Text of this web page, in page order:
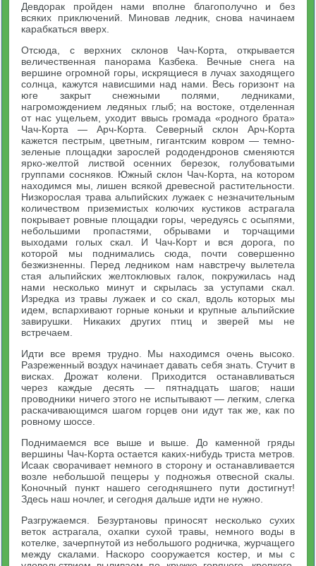
Девдорак пройден нами вполне благополучно и без
всяких приключений. Миновав ледник, снова начинаем
карабкаться вверх.
Отсюда, с верхних склонов Чач-Корта, открывается
величественная панорама Казбека. Вечные снега на
вершине огромной горы, искрящиеся в лучах заходящего
солнца, кажутся нависшими над нами. Весь горизонт на
юге закрыт снежными полями, ледниками,
нагромождением ледяных глыб; на востоке, отделенная
от нас ущельем, уходит ввысь громада «родного брата»
Чач-Корта — Арч-Корта. Северный склон Арч-Корта
кажется пестрым, цветным, гигантским ковром — темно-
зеленые площадки зарослей рододендронов сменяются
ярко-желтой листвой осенних березок, голубоватыми
группами сосняков. Южный склон Чач-Корта, на котором
находимся мы, лишен всякой древесной растительности.
Низкорослая трава альпийских лужаек с незначительным
количеством приземистых колючих кустиков астрагала
покрывает ровные площадки горы, чередуясь с осыпями,
небольшими пропастями, обрывами и торчащими
выходами голых скал. И Чач-Корт и вся дорога, по
которой мы поднимались сюда, почти совершенно
безжизненны. Перед ледником нам навстречу вылетела
стая альпийских желтоклювых галок, покружилась над
нами несколько минут и скрылась за уступами скал.
Изредка из травы лужаек и со скал, вдоль которых мы
идем, вспархивают горные коньки и крупные альпийские
завирушки. Никаких других птиц и зверей мы не
встречаем.
Идти все время трудно. Мы находимся очень высоко.
Разреженный воздух начинает давать себя знать. Стучит в
висках. Дрожат колени. Приходится останавливаться
через каждые десять — пятнадцать шагов; наши
проводники ничего этого не испытывают — легким, слегка
раскачивающимся шагом горцев они идут так же, как по
ровному шоссе.
Поднимаемся все выше и выше. До каменной гряды
вершины Чач-Корта остается каких-нибудь триста метров.
Исаак сворачивает немного в сторону и останавливается
возле небольшой пещеры у подножья отвесной скалы.
Коночный пункт нашего сегодняшнего пути достигнут!
Здесь наш ночлег, и сегодня дальше идти не нужно.
Разгружаемся. Безуртановы приносят несколько сухих
веток астрагала, охапки сухой травы, немного воды в
котелке, зачерпнутой из небольшого родничка, журчащего
между скалами. Наскоро сооружается костер, и мы с